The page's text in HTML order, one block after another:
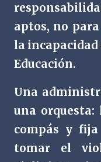
aptos, no
la incapacidad
Educación.
Una
una orquesta:
compás y
tomar el